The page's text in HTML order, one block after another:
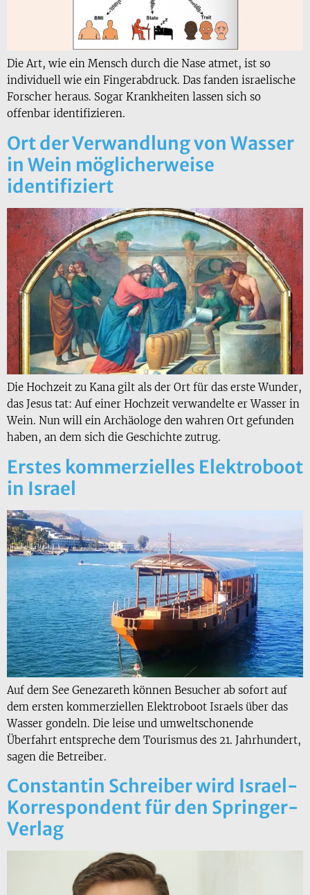
Die Art, wie ein Mensch durch die Nase atmet, ist so
individuell wie ein Fingerabdruck. Das fanden israelische
Forscher heraus. Sogar Krankheiten lassen sich so
offenbar identifizieren.
Ort der Verwandlung von Wasser
in Wein möglicherweise
identifiziert
Die Hochzeit zu Kana gilt als der Ort für das erste Wunder,
das Jesus tat: Auf einer Hochzeit verwandelte er Wasser in
Wein. Nun will ein Archäologe den wahren Ort gefunden
haben, an dem sich die Geschichte zutrug.
Erstes kommerzielles Elektroboot
in Israel
Auf dem See Genezareth können Besucher ab sofort auf
dem ersten kommerziellen Elektroboot Israels über das
Wasser gondeln. Die leise und umweltschonende
Überfahrt entspreche dem Tourismus des 21. Jahrhundert,
sagen die Betreiber.
Constantin Schreiber wird Israel-
Korrespondent für den Springer-
Verlag